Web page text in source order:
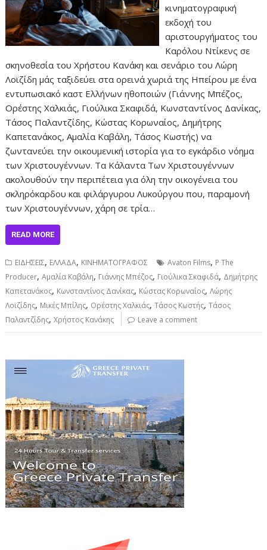
κινηματογραφική
εκδοχή του
αριστουργήματος του
Καρόλου Ντίκενς σε
σκηνοθεσία του Χρήστου Κανάκη και σενάριο του Λώρη
Λοϊζίδη μάς ταξιδεύει στα ορεινά χωριά της Ηπείρου με ένα
εντυπωσιακό καστ Ελλήνων ηθοποιών (Γιάννης Μπέζος,
Ορέστης Χαλκιάς, Γιούλικα Σκαφιδά, Κωνσταντίνος Δανίκας,
Τάσος Παλαντζίδης, Κώστας Κορωναίος, Δημήτρης
Καπετανάκος, Αμαλία Καβάλη, Τάσος Κωστής) να
ζωντανεύει την οικουμενική ιστορία για το εγκάρδιο νόημα
των Χριστουγέννων. Τα Κάλαντα Των Χριστουγέννων
ακολουθούν την περιπέτεια για όλη την οικογένεια του
σκληρόκαρδου και φιλάργυρου Λυκούργου που, παραμονή
των Χριστουγέννων, χάρη σε τρία…
READ MORE
ΕΙΔΗΣΕΙΣ, ΕΛΛΑΔΑ, ΚΙΝΗΜΑΤΟΓΡΑΦΟΣ Avaton Films, P The
Producer,Αμαλία Καβάλη, Γιάννης Μπέζος, Γιούλικα Σκαφιδά, Δημήτρης
Καπετανάκος, Κωνσταντίνος Δανίκας, Κώστας Κορωναίος,Λώρης
Λοϊζίδης, Μικές Μπίλης, Ορέστης Χαλκιάς,Τάσος Κωστής,Τάσος
Παλαντζίδης,Χρήστος Κανάκης Leave a comment